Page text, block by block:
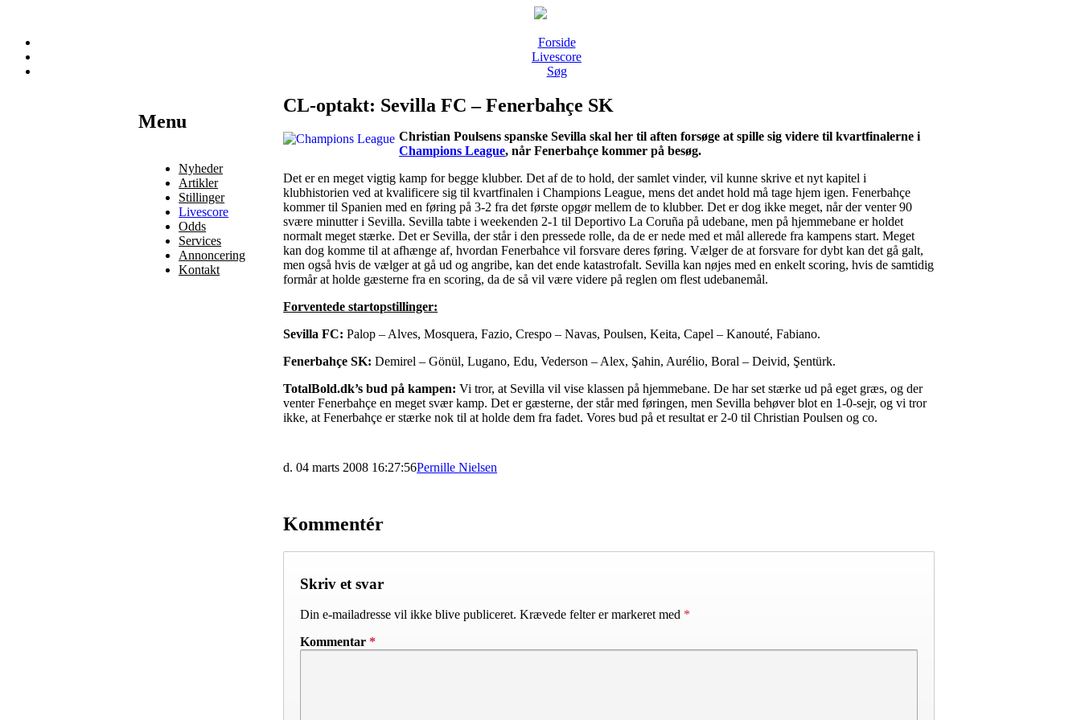
Forside
Livescore
Søg
Menu
Nyheder
Artikler
Stillinger
Livescore
Odds
Services
Annoncering
Kontakt
CL-optakt: Sevilla FC – Fenerbahçe SK
Christian Poulsens spanske Sevilla skal her til aften forsøge at spille sig videre til kvartfinalerne i
Champions League, når Fenerbahçe kommer på besøg.
Det er en meget vigtig kamp for begge klubber. Det af de to hold, der samlet vinder, vil kunne skrive et nyt kapitel i
klubhistorien ved at kvalificere sig til kvartfinalen i Champions League, mens det andet hold må tage hjem igen. Fenerbahçe
kommer til Spanien med en føring på 3-2 fra det første opgør mellem de to klubber. Det er dog ikke meget, når der venter 90
svære minutter i Sevilla. Sevilla tabte i weekenden 2-1 til Deportivo La Coruña på udebane, men på hjemmebane er holdet
normalt meget stærke. Det er Sevilla, der står i den pressede rolle, da de er nede med et mål allerede fra kampens start. Meget
kan dog komme til at afhænge af, hvordan Fenerbahce vil forsvare deres føring. Vælger de at forsvare for dybt kan det gå galt,
men også hvis de vælger at gå ud og angribe, kan det ende katastrofalt. Sevilla kan nøjes med en enkelt scoring, hvis de samtidig
formår at holde gæsterne fra en scoring, da de så vil være videre på reglen om flest udebanemål.
Forventede startopstillinger:
Sevilla FC:Palop – Alves, Mosquera, Fazio, Crespo – Navas, Poulsen, Keita, Capel – Kanouté, Fabiano.
Fenerbahçe SK: Demirel – Gönül, Lugano, Edu, Vederson – Alex, Şahin, Aurélio, Boral – Deivid, Şentürk.
TotalBold.dk’s bud på kampen:Vi tror, at Sevilla vil vise klassen på hjemmebane. De har set stærke ud på eget græs, og der
venter Fenerbahçe en meget svær kamp. Det er gæsterne, der står med føringen, men Sevilla behøver blot en 1-0-sejr, og vi tror
ikke, at Fenerbahçe er stærke nok til at holde dem fra fadet. Vores bud på et resultat er 2-0 til Christian Poulsen og co.
d. 04 marts 2008 16:27:56Pernille Nielsen
Kommentér
Skriv et svar
Din e-mailadresse vil ikke blive publiceret. Krævede felter er markeret med *
Kommentar *